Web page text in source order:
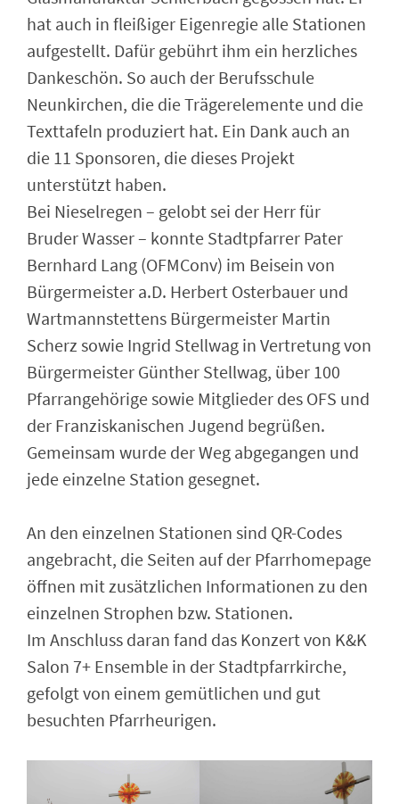
hat auch in fleißiger Eigenregie alle Stationen
aufgestellt. Dafür gebührt ihm ein herzliches
Dankeschön. So auch der Berufsschule
Neunkirchen, die die Trägerelemente und die
Texttafeln produziert hat. Ein Dank auch an
die 11 Sponsoren, die dieses Projekt
unterstützt haben.
Bei Nieselregen – gelobt sei der Herr für
Bruder Wasser – konnte Stadtpfarrer Pater
Bernhard Lang (OFMConv) im Beisein von
Bürgermeister a.D. Herbert Osterbauer und
Wartmannstettens Bürgermeister Martin
Scherz sowie Ingrid Stellwag in Vertretung von
Bürgermeister Günther Stellwag, über 100
Pfarrangehörige sowie Mitglieder des OFS und
der Franziskanischen Jugend begrüßen.
Gemeinsam wurde der Weg abgegangen und
jede einzelne Station gesegnet.
An den einzelnen Stationen sind QR-Codes
angebracht, die Seiten auf der Pfarrhomepage
öffnen mit zusätzlichen Informationen zu den
einzelnen Strophen bzw. Stationen.
Im Anschluss daran fand das Konzert von K&K
Salon 7+ Ensemble in der Stadtpfarrkirche,
gefolgt von einem gemütlichen und gut
besuchten Pfarrheurigen.